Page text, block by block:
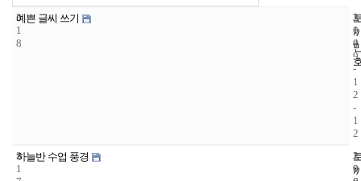
3
1
8
예쁜 글씨 쓰기
3
1
4
2
0
0
9
-
1
2
-
1
2
3
1
하늘반 수업 풍경
2
9
2
0